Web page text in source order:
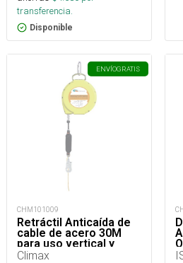
transferencia.
Disponible
ENVÍOGRATIS
CHM101009
Retráctil Anticaída de
cable de acero 30M
para uso vertical y
horizontal
Climax